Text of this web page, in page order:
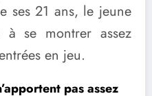
ses 21 ans, le jeune
à se montrer assez
en jeu.
pas assez